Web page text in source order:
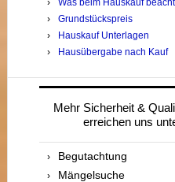
Grundstückspreis
Hauskauf Unterlagen
Hausübergabe nach Kauf
Mehr Sicherheit &
erreichen uns
Begutachtung
Mängelsuche